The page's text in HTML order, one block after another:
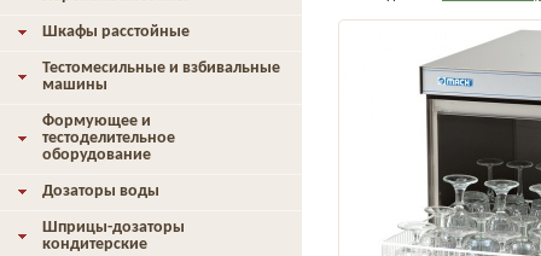
Шкафы расстойные
Тестомесильные и взбивальные
машины
Формующее и
тестоделительное
оборудование
Дозаторы воды
Шприцы-дозаторы
кондитерские